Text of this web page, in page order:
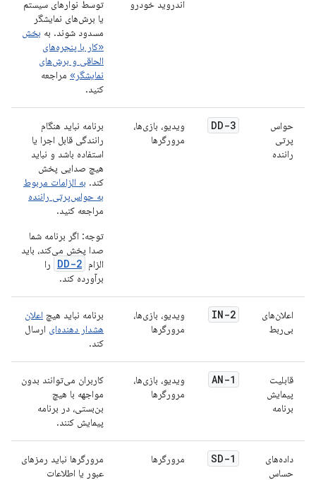
اندروید خودرو
توسط نوارهای سیستم
یا برش‌های نمایشگر
مسدود شوند. به بخش
«کار با پنجره‌های
الحاقی و برش‌های
نمایشگر» مراجعه
کنید.
حواس
پرتی
راننده
DD-3
ویدیو، بازی‌ها،
مرورگرها
برنامه نباید هنگام
رانندگی قابل اجرا یا
استفاده باشد و نباید
هیچ صدایی پخش
کند. به الزامات مربوط
به حواس‌پرتی راننده
مراجعه کنید.
توجه: اگر برنامه شما
صدا پخش می‌کند، باید
الزام DD-2
را
برآورده کند.
اعلان‌های
بی‌ربط
IN-2
ویدیو، بازی‌ها،
مرورگرها
برنامه نباید هیچ اعلان
هشدار دهنده‌ای ارسال
کند.
قابلیت
پیمایش
برنامه
AN-1
ویدیو، بازی‌ها،
مرورگرها
کاربران می‌توانند بدون
مواجهه با هیچ
بن‌بستی، در برنامه
پیمایش کنند.
داده‌های
حساس
SD-1 مرورگرها
مرورگرها نباید رمزهای
عبور یا اطلاعات